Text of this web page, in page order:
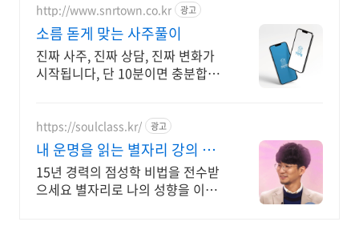
http://www.snrtown.co.kr 광고
소름 돋게 맞는 사주풀이
진짜 사주, 진짜 상담, 진짜 변화가
시작됩니다, 단 10분이면 충분합니
https://soulclass.kr/ 광고
내 운명을 읽는 별자리 강의 별
자리로 보는 나
15년 경력의 점성학 비법을 전수받
으세요 별자리로 나의 성향을 이해